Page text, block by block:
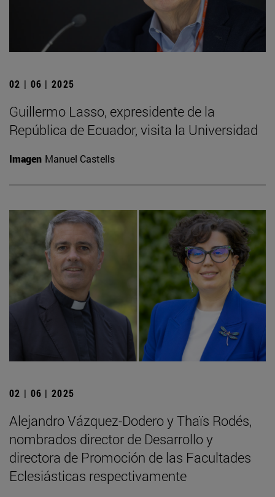
02 | 06 | 2025
Guillermo Lasso, expresidente de la
República de Ecuador, visita la Universidad
Imagen Manuel Castells
02 | 06 | 2025
Alejandro Vázquez-Dodero y Thaïs Rodés,
nombrados director de Desarrollo y
directora de Promoción de las Facultades
Eclesiásticas respectivamente